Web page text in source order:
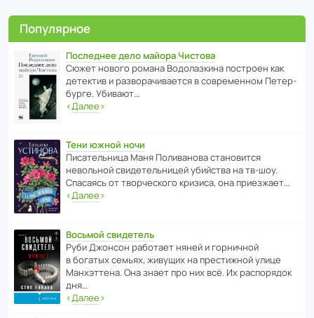
Популярное
Последнее дело майора Чистова
Сюжет нового романа Водо­ла­з­кина пост­роен как
дете­ктив и разво­ра­чи­ва­ется в совре­менном Пете­р­
бурге. Убивают…
‹Далее›
Тени южной ночи
Писа­тель­ница Маня Поли­ва­нова стано­вится
невольной свиде­тель­ницей убийства на тв-шоу.
Спасаясь от твор­че­с­кого кризиса, она приезжает…
‹Далее›
Восьмой свидетель
Руби Джонсон рабо­тает няней и горни­чной
в богатых семьях, живущих на прес­ти­жной улице
Манх­эт­тена. Она знает про них всё. Их распо­рядок
дня…
‹Далее›